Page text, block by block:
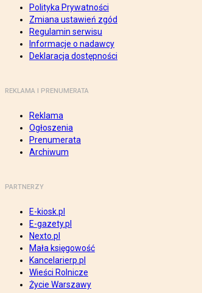
Polityka Prywatności
Zmiana ustawień zgód
Regulamin serwisu
Informacje o nadawcy
Deklaracja dostępności
REKLAMA I PRENUMERATA
Reklama
Ogłoszenia
Prenumerata
Archiwum
PARTNERZY
E-kiosk.pl
E-gazety.pl
Nexto.pl
Mała księgowość
Kancelarierp.pl
Wieści Rolnicze
Życie Warszawy